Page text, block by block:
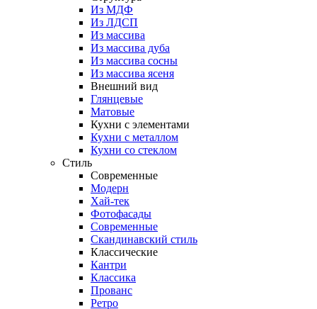
Из МДФ
Из ЛДСП
Из массива
Из массива дуба
Из массива сосны
Из массива ясеня
Внешний вид
Глянцевые
Матовые
Кухни с элементами
Кухни с металлом
Кухни со стеклом
Стиль
Современные
Модерн
Хай-тек
Фотофасады
Современные
Скандинавский стиль
Классические
Кантри
Классика
Прованс
Ретро